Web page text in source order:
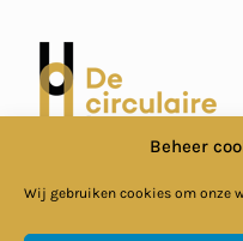
Beheer
Wij gebruiken cookies om onze